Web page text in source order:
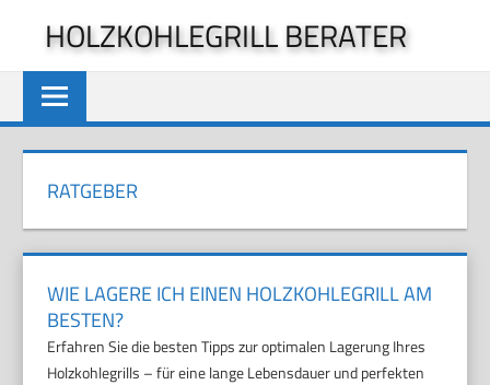
springen
HOLZKOHLEGRILL BERATER
RATGEBER
WIE LAGERE ICH EINEN HOLZKOHLEGRILL AM
BESTEN?
Erfahren Sie die besten Tipps zur optimalen Lagerung Ihres
Holzkohlegrills – für eine lange Lebensdauer und perfekten